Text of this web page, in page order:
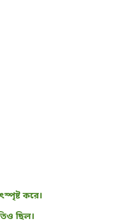
করে।
ছিল।